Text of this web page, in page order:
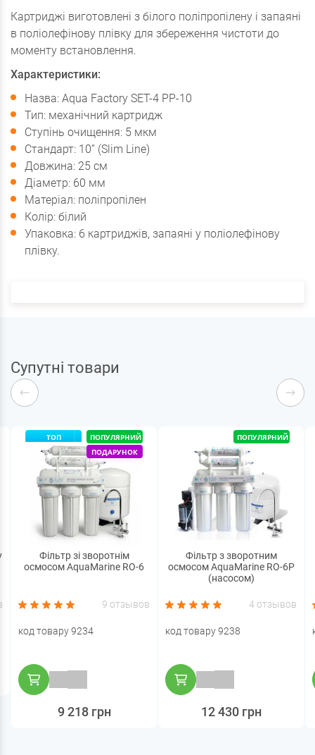
Картриджі виготовлені з білого поліпропілену і запаяні
в поліолефінову плівку для збереження чистоти до
моменту встановлення.
Характеристики:
Назва: Aqua Factory SET-4 PP-10
Тип: механічний картридж
Ступінь очищення: 5 мкм
Стандарт: 10” (Slim Line)
Довжина: 25 см
Діаметр: 60 мм
Матеріал: поліпропілен
Колір: білий
Упаковка: 6 картриджів, запаяні у поліолефінову
плівку.
Супутні товари
ТОП
ПОПУЛЯРНИЙ
ПОДАРУНОК
Фільтр зі зворотнім
осмосом AquaMarine RO-6
9 отзывов
код товару 9234
9 218 грн
ПОПУЛЯРНИЙ
Фільтр з зворотним
осмосом AquaMarine RO-6P
(насосом)
4 отзывов
код товару 9238
12 430 грн